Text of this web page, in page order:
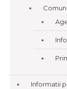
Informatii